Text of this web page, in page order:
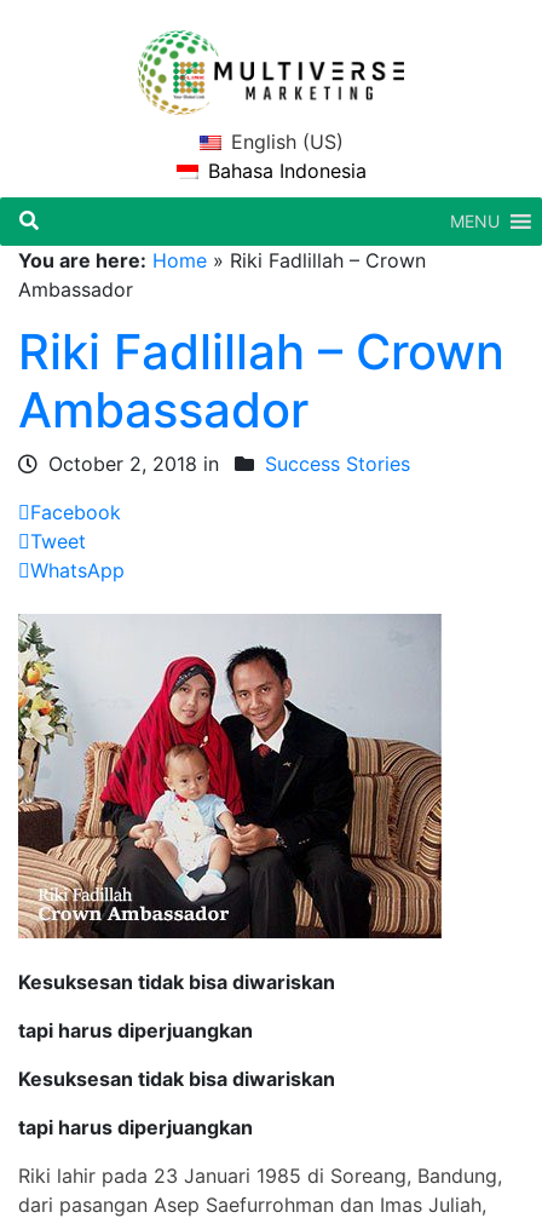
English (US)
Bahasa Indonesia
MENU
You are here: Home » Riki Fadlillah – Crown
Ambassador
Riki Fadlillah – Crown
Ambassador
October 2, 2018 in
Success Stories
Facebook
Tweet
WhatsApp
Kesuksesan tidak bisa diwariskan
tapi harus diperjuangkan
Kesuksesan tidak bisa diwariskan
tapi harus diperjuangkan
Riki lahir pada 23 Januari 1985 di Soreang, Bandung,
dari pasangan Asep Saefurrohman dan Imas Juliah,